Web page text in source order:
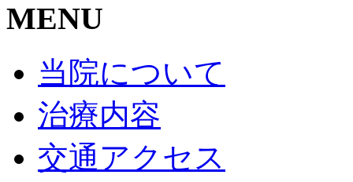
MENU
当院について
治療内容
交通アクセス